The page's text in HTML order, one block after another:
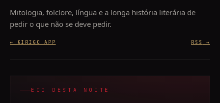
Mitologia, folclore, língua e a longa história literária de
pedir o que não se deve pedir.
← GIRIGO APP RSS →
ECO DESTA NOITE